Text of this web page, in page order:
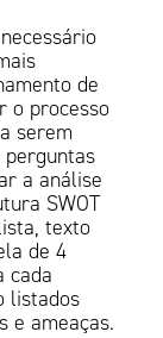
de
o processo
serem
perguntas
a análise
SWOT
texto
de 4
cada
listados
e ameaças.